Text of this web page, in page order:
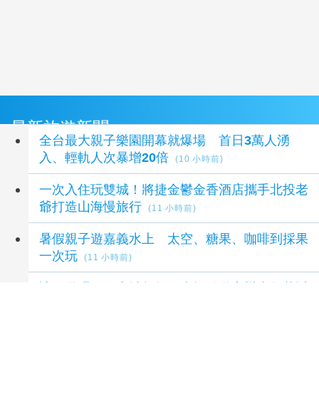
最新旅遊新聞
全台最大親子樂園開幕就爆場 首日3萬人湧
入、輕軌人次暴增20倍
(10 小時前)
一次入住玩雙城！將捷金鬱金香酒店攜手北投老
爺打造山海慢旅行
(11 小時前)
暑假親子遊嘉義水上 太空、糖果、咖啡到採果
一次玩
(11 小時前)
讓鐵道唱歌、山城起舞 車埕鐵道音樂嘉年華近